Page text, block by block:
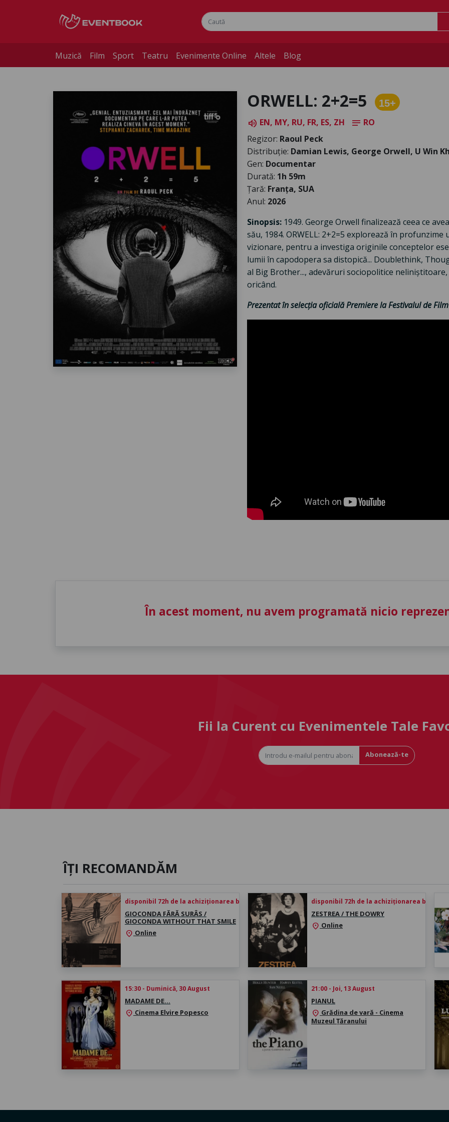
Muzică Film Sport Teatru Evenimente Online Altele Blog
ORWELL: 2+2=5 15+
volume_up EN, MY, RU, FR, ES, ZH notes RO
Regizor: Raoul Peck
Distribuție: Damian Lewis, George Orwell, U Win
Gen: Documentar
Durată: 1h 59m
Țară: Franța, SUA
Anul: 2026
Sinopsis: 1949. George Orwell finalizează ceea ce
său, 1984. ORWELL: 2+2=5 explorează în
vizionare, pentru a investiga originile conceptelor
lumii în capodopera sa distopică... Doublethink,
al Big Brother..., adevăruri sociopolitice
oricând.
Prezentat în selecția oficială Premiere la Festivalul de
În acest moment, nu avem programată nicio
Fii la Curent cu Evenimentele Tale
Abonează-te
ÎȚI RECOMANDĂM
disponibil 72h de la achiziționarea biletului
GIOCONDA FĂRĂ SURÂS /
GIOCONDA WITHOUT THAT SMILE
location_on Online
disponibil 72h de la achiziționarea biletului
ZESTREA / THE DOWRY
location_on Online
15:30 - Duminică, 30 August
MADAME DE…
location_on Cinema Elvire Popesco
21:00 - Joi, 13 August
PIANUL
location_on Grădina de vară - Cinema
Muzeul Țăranului